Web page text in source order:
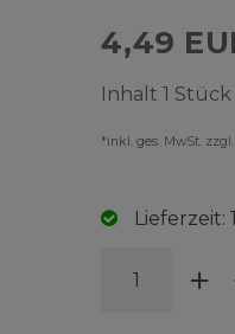
4,49
Inhalt 1 Stück
*inkl. ges. MwSt. zzgl.
Lieferzeit: